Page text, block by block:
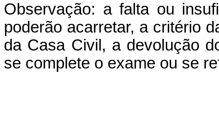
Observação: a falta ou
poderão acarretar, a critério
da Casa Civil, a devolução
se complete o exame ou se